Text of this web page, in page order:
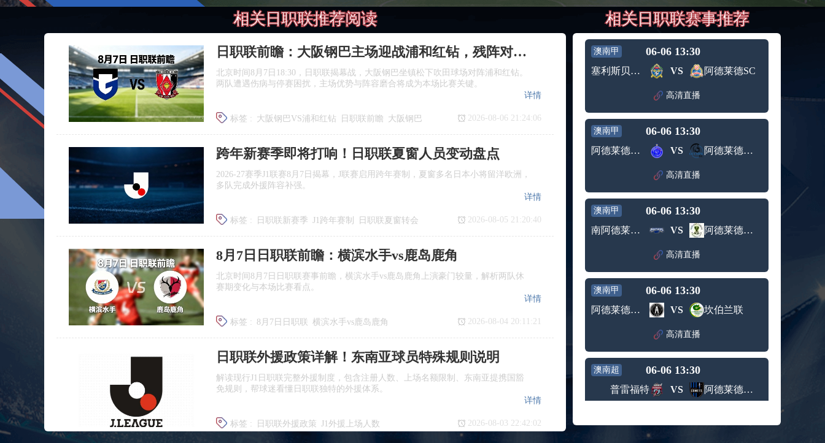
男单第3
轮
标签： 2024年5
月11日
WTA1000
罗马大
师赛第3
轮
WTT沙特大满贯女单半决赛 陈梦vs早田希娜 全场录像回放
标签： 2024年5
月11日
WTT沙
贯女单
蒙泰罗vs凯茨曼诺维奇 全场录像回放
大师赛
轮
纳尔迪vs鲁内 全场录像回放
标签： 2024年5
月12日
ATP罗马
大师赛
男单第2
轮
萨卡里vs加里宁娜 全场录像回放
标签： 2024年5
WTA罗
马大师
赛女单
第3轮
吉隆vs卢布列夫 全场录像回放
月12日
ATP罗马
大师赛
轮
兹维列夫vs达德尔里 全场录像回放
标签： 2024年5
月13日
ATP罗马
大师赛
轮
阿纳尔迪vs贾里 全场录像回放
ATP罗马
大师赛
男单第2
轮
标签： 2024年5
月12日
WTA罗
马大师
赛女单
第3轮
托尔莫vs奥斯塔彭科 全场录像回放
标签： 2024年5
WTA罗
赛女单
斯诺克元老斯诺克世锦赛半决赛 伊戈尔-费格雷多vs德拉戈 全场录像回放
标签：
月12日
元老斯
诺克世
决赛
穆纳尔vs诺里 全场录像回放
月12日
大师赛
男单第2
MSI季中冠军赛胜者组 BLG vs T1 全场录像回放
月12日
冠军赛
KPL春季赛季后赛败者组决赛 重庆狼队 vs 苏州KSG 全场录像回放
相关日职联推荐阅读
日职联前瞻：大阪钢巴主场迎战浦和红钻，残阵对决看点十足
北京时间8月7日18:30，日职联揭幕战，大阪钢巴坐镇松下吹田球场对阵浦和红钻。
两队遭遇伤病与停赛困扰，主场优势与阵容磨合将成为本场比赛关键。
标签 : 大阪钢巴VS浦和红钻 日职联前瞻 大阪钢巴
浦和红钻
详情
2026-08-06 21:24:06
跨年新赛季即将打响！日职联夏窗人员变动盘点
2026‑27赛季J1联赛8月7日揭幕，J联赛启用跨年赛制，夏窗多名日本小将留洋欧洲，
多队完成外援阵容补强。
标签 : 日职联新赛季 J1跨年赛制
日职联夏窗转会
广岛三箭
详情
2026-08-05 21:20:40
8月7日日职联前瞻：横滨水手vs鹿岛鹿角
北京时间8月7日日职联赛事前瞻，横滨水手vs鹿岛鹿角上演豪门较量，解析两队休
赛期变化与本场比赛看点。
标签 : 8月7日日职联 横滨水手vs鹿岛鹿角
日职联前瞻 日职联
详情
2026-08-04 20:11:21
日职联外援政策详解！东南亚球员特殊规则说明
解读现行J1日职联完整外援制度，包含注册人数、上场名额限制、东南亚提携国豁
免规则，帮球迷看懂日职联独特的外援体系。
标签 : 日职联外援政策 J1外援上场人数
详情
2026-08-03 22:42:02
相关日职联赛事推荐
澳南甲 06-06 13:30
塞利斯贝瑞联 VS 阿德莱德SC
高清直播
澳南甲 06-06 13:30
阿德莱德蓝鹰 VS 阿德莱德奥林匹克
高清直播
澳南甲 06-06 13:30
南阿德莱德黑豹 VS 阿德莱德眼镜蛇
高清直播
澳南甲 06-06 13:30
阿德莱德竞技 VS 坎伯兰联
高清直播
澳南超 06-06 13:30
普雷福特 VS 阿德莱德彗星